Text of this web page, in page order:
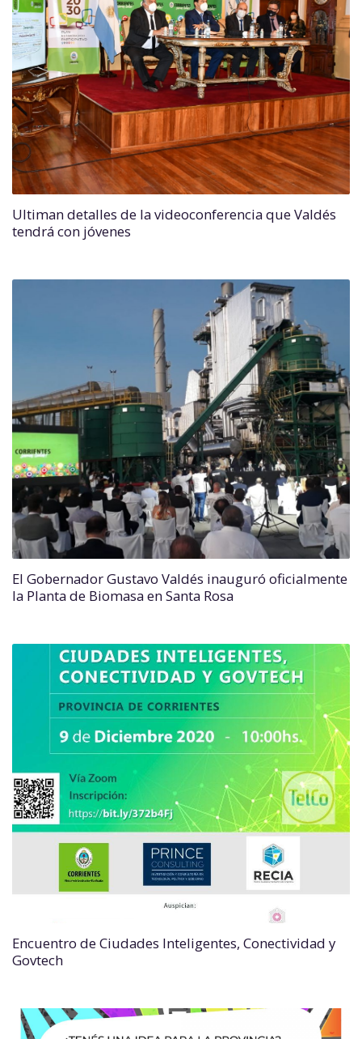
Ultiman detalles de la videoconferencia que Valdés
tendrá con jóvenes
El Gobernador Gustavo Valdés inauguró oficialmente
la Planta de Biomasa en Santa Rosa
Encuentro de Ciudades Inteligentes, Conectividad y
Govtech